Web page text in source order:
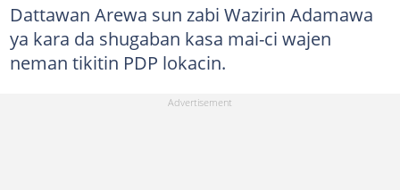
Dattawan Arewa sun zabi Wazirin Adamawa
ya kara da shugaban kasa mai-ci wajen
neman tikitin PDP lokacin.